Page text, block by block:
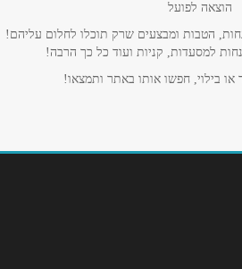
הוצאה לפועל
הטבות ומבצעים שרק תוכלו לחלום עליהם!
למסעדות, קניות ועוד כל כך הרבה!
בילוי, חפשו אותו באתר ותמצאו!